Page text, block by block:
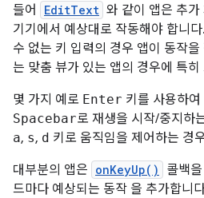
들어
EditText 와 같이 앱은 추
기기에서 예상대로 작동해야 합니
수 없는 키 입력의 경우 앱이 동작을
는 맞춤 뷰가 있는 앱의 경우에 특히
몇 가지 예로 Enter 키를 사용하
Spacebar로 재생을 시작/중지하
a, s, d 키로 움직임을 제어하는 경
대부분의 앱은 onKeyUp()
콜백
드마다 예상되는 동작 을 추가합니